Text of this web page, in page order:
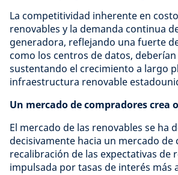
La competitividad inherente en
renovables y la demanda continua
generadora, reflejando una fuerte
como los centros de datos,
sustentando el crecimiento a largo
infraestructura renovable
Un mercado de compradores crea
El mercado de las renovables se ha
decisivamente hacia un mercado de
recalibración de las expectativas de
impulsada por tasas de interés más